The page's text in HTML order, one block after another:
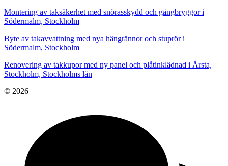
Montering av taksäkerhet med snörasskydd och gångbryggor i
Södermalm, Stockholm
Byte av takavvattning med nya hängrännor och stuprör i
Södermalm, Stockholm
Renovering av takkupor med ny panel och plåtinklädnad i Årsta,
Stockholm, Stockholms län
© 2026